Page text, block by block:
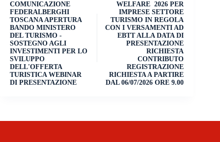
COMUNICAZIONE
FEDERALBERGHI
TOSCANA APERTURA
BANDO MINISTERO
DEL TURISMO -
SOSTEGNO AGLI
INVESTIMENTI PER LO
SVILUPPO
DELL'OFFERTA
TURISTICA WEBINAR
DI PRESENTAZIONE
WELFARE 2026 PER
IMPRESE SETTORE
TURISMO IN REGOLA
CON I VERSAMENTI AD
EBTT ALLA DATA DI
PRESENTAZIONE
RICHIESTA
CONTRIBUTO
REGISTRAZIONE
RICHIESTA A PARTIRE
DAL 06/07/2026 ORE 9.00